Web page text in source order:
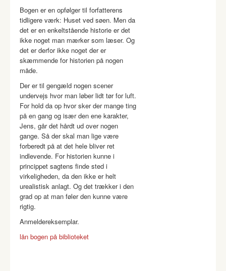
Bogen er en opfølger til forfatterens
tidligere værk: Huset ved søen. Men da
det er en enkeltstående historie er det
ikke noget man mærker som læser. Og
det er derfor ikke noget der er
skæmmende for historien på nogen
måde.
Der er til gengæld nogen scener
undervejs hvor man løber lidt tør for luft.
For hold da op hvor sker der mange ting
på en gang og især den ene karakter,
Jens, går det hårdt ud over nogen
gange. Så der skal man lige være
forberedt på at det hele bliver ret
indlevende. For historien kunne i
princippet sagtens finde sted i
virkeligheden, da den ikke er helt
urealistisk anlagt. Og det trækker i den
grad op at man føler den kunne være
rigtig.
Anmeldereksemplar.
lån bogen på biblioteket